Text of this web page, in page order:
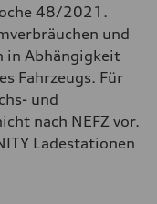
48/2021.
und
in Abhängigkeit
Fahrzeugs. Für
und
nach NEFZ vor.
Ladestationen